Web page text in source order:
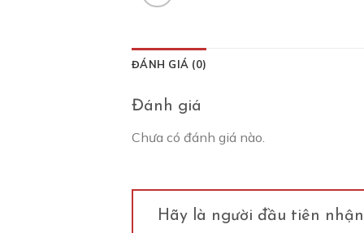
ĐÁNH GIÁ (0)
Đánh giá
Chưa có đánh giá nào.
Hãy là người đầu tiên nhận